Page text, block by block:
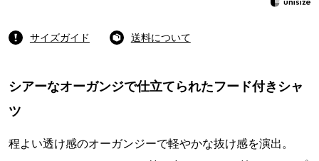
サイズガイド 送料について
シアーなオーガンジで仕立てられたフード付きシャ
ツ
程よい透け感のオーガンジーで軽やかな抜け感を演出。